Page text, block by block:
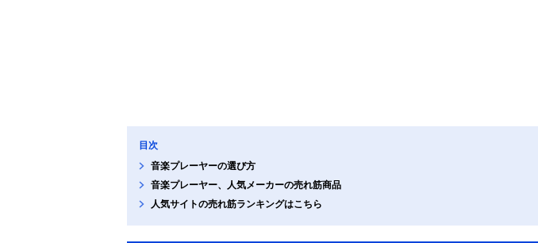
目次
音楽プレーヤーの選び方
音楽プレーヤー、人気メーカーの売れ筋商品
人気サイトの売れ筋ランキングはこちら